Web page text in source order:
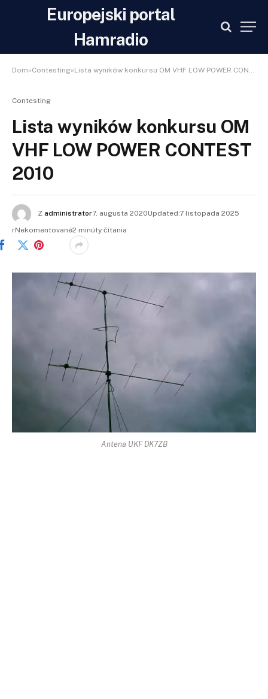
Europejski portal
Hamradio
Dom»Contesting»Lista wyników konkursu OM VHF LOW POWER CONTEST 2010
Contesting
Lista wyników konkursu OM
VHF LOW POWER CONTEST
2010
Z administrator7. augusta 2020Updated:7 listopada 2025
rNekomentované2 minúty čítania
FacebookuŚwiergotPinteresta
Antena UKF DK7ZB